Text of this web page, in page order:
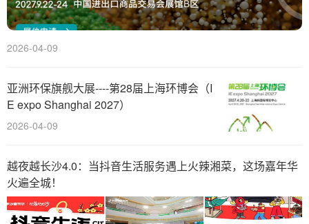
2026-04-09
亚洲环保旗舰大展----第28届上海环博会（I
E expo Shanghai 2027）
2026-04-09
越夜越长沙4.0：当抖音生活服务遇上火辣湘菜，这场嘉年华
火遍全城！